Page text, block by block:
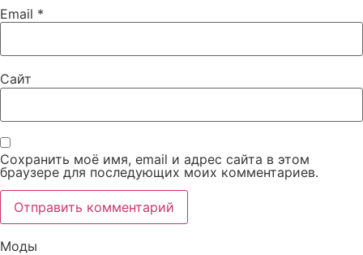
Email *
Сайт
Сохранить моё имя, email и адрес сайта в этом
браузере для последующих моих комментариев.
Моды